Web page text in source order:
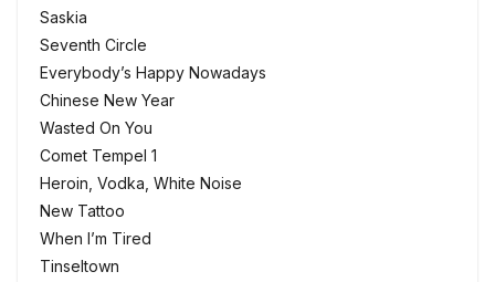
Saskia
Seventh Circle
Everybody’s Happy Nowadays
Chinese New Year
Wasted On You
Comet Tempel 1
Heroin, Vodka, White Noise
New Tattoo
When I’m Tired
Tinseltown